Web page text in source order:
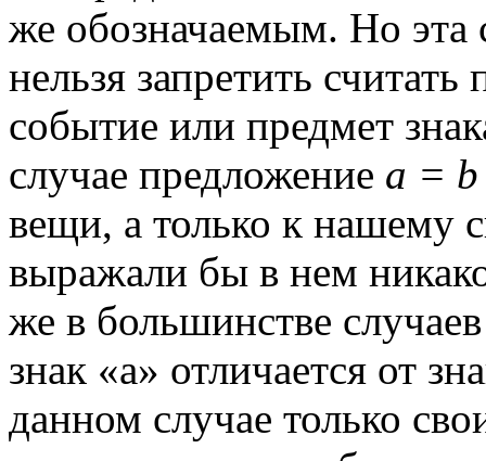
же обозначаемым. Но эта
нельзя запретить
событие или предмет
случае предложение а = b
вещи, а только к нашему
выражали бы в нем
же в большинстве
знак «а» отличается от
данном случае только